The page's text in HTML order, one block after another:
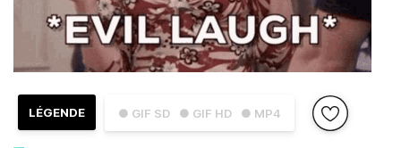
● GIF SD ● GIF HD ● MP4
LÉGENDE